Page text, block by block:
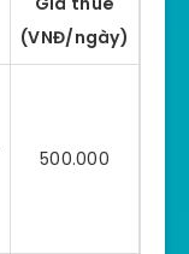
(VNĐ/ngày)
500.000